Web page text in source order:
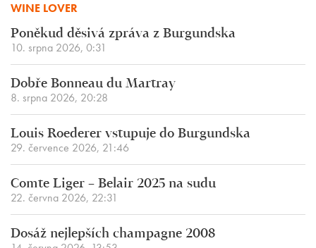
WINE LOVER
Poněkud děsivá zpráva z Burgundska
10. srpna 2026, 0:31
Dobře Bonneau du Martray
8. srpna 2026, 20:28
Louis Roederer vstupuje do Burgundska
29. července 2026, 21:46
Comte Liger – Belair 2025 na sudu
22. června 2026, 22:31
Dosáž nejlepších champagne 2008